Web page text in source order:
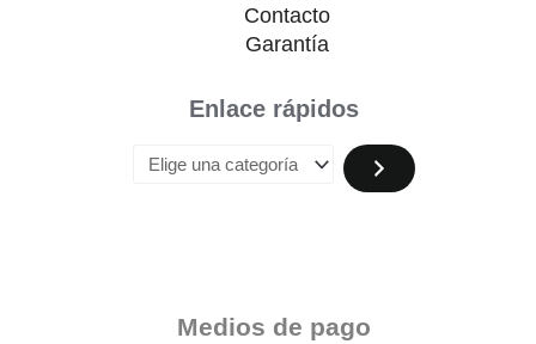
Contacto
Garantía
Enlace rápidos
Medios de pago